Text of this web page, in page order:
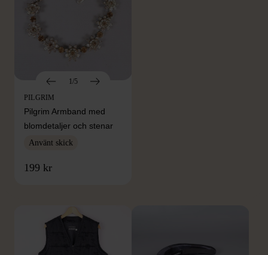
1/5
PILGRIM
Pilgrim Armband med
blomdetaljer och stenar
Använt skick
199 kr
FRÅN SAMMA VARUMÄRKE